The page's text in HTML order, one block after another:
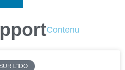
Contenu
L'IDO